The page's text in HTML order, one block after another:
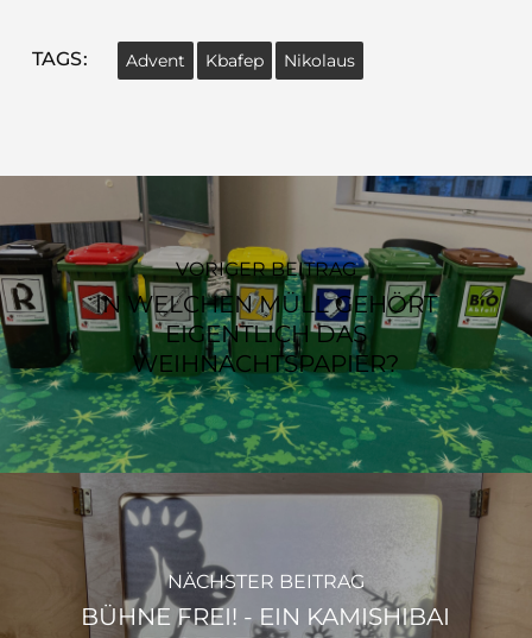
TAGS: Advent Kbafep Nikolaus
VORIGER BEITRAG
IN WELCHEN MÜLL GEHÖRT
EIGENTLICH DAS
WEIHNACHTSPAPIER?
NÄCHSTER BEITRAG
BÜHNE FREI! - EIN KAMISHIBAI